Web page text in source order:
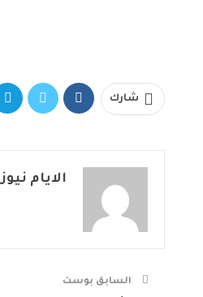
شارك
الايام نيوز
السابق بوست